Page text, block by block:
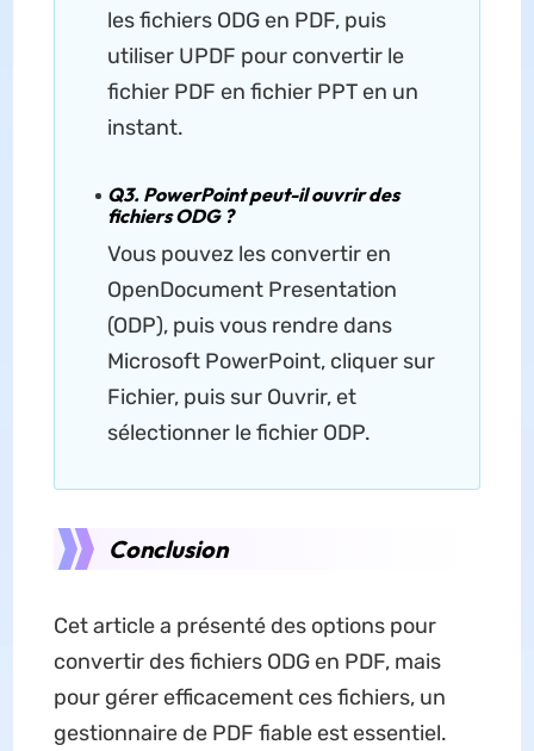
les fichiers ODG en PDF, puis
utiliser UPDF pour convertir le
fichier PDF en fichier PPT en un
instant.
Q3. PowerPoint peut-il ouvrir des
fichiers ODG ?
Vous pouvez les convertir en
OpenDocument Presentation
(ODP), puis vous rendre dans
Microsoft PowerPoint, cliquer sur
Fichier, puis sur Ouvrir, et
sélectionner le fichier ODP.
Conclusion
Cet article a présenté des options pour
convertir des fichiers ODG en PDF, mais
pour gérer efficacement ces fichiers, un
gestionnaire de PDF fiable est essentiel.